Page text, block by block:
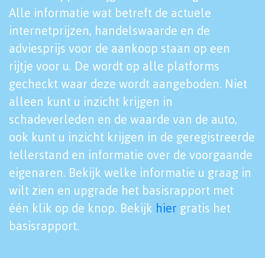
Alle informatie wat betreft de actuele
internetprijzen, handelswaarde en de
adviesprijs voor de aankoop staan op een
rijtje voor u. De wordt op alle platforms
gecheckt waar deze wordt aangeboden. Niet
alleen kunt u inzicht krijgen in
schadeverleden en de waarde van de auto,
ook kunt u inzicht krijgen in de geregistreerde
tellerstand en informatie over de voorgaande
eigenaren. Bekijk welke informatie u graag in
wilt zien en upgrade het basisrapport met
één klik op de knop. Bekijk hier gratis het
basisrapport.